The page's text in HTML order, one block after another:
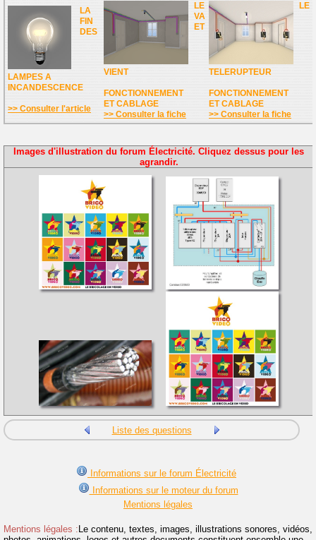
LA
FIN
DES
LAMPES A
INCANDESCENCE
>> Consulter l'article
LE
VA
ET
VIENT
FONCTIONNEMENT
ET CABLAGE
>> Consulter la fiche
LE
TELERUPTEUR
FONCTIONNEMENT
ET CABLAGE
>> Consulter la fiche
Images d'illustration du forum Électricité. Cliquez dessus pour les
agrandir.
Liste des questions
Informations sur le forum Électricité
Informations sur le moteur du forum
Mentions légales
Mentions légales :Le contenu, textes, images, illustrations sonores, vidéos,